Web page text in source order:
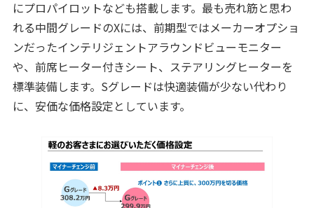
にプロパイロットなども搭載します。最も売れ筋と思わ
れる中間グレードのXには、前期型ではメーカーオプショ
ンだったインテリジェントアラウンドビューモニター
や、前席ヒーター付きシート、ステアリングヒーターを
標準装備します。Sグレードは快適装備が少ない代わり
に、安価な価格設定としています。